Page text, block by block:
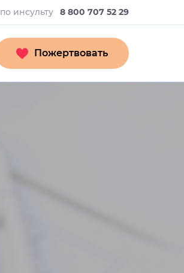
по инсульту 8 800 707 52 29
Пожертвовать